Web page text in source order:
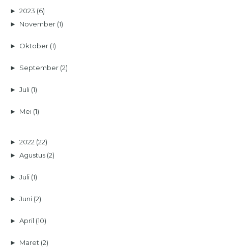
►2023 (6)
► November (1)
► Oktober (1)
► September (2)
►Juli (1)
► Mei (1)
►2022 (22)
►Agustus (2)
►Juli (1)
►Juni (2)
►April (10)
► Maret (2)